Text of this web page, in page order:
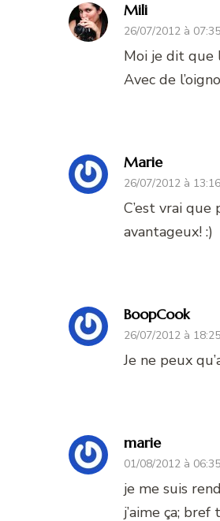
Mili
26/07/2012 à 07:35
Moi je dit que
Avec de
Marie
26/07/2012 à 13:16
C’est vrai
avantageux! :)
BoopCook
26/07/2012 à 18:25
Je ne peux
marie
01/08/2012 à 06:35
je me suis
j’aime ça;